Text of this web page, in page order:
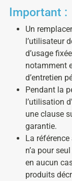
Important :
Un
l’utilisateur
d’usage
notamment
d’entretien
Pendant la
l’utilisation
une clause
garantie.
La
n’a pour
en aucun
produits